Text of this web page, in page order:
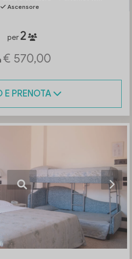
Ascensore
per2
€ 570,00
E PRENOTA